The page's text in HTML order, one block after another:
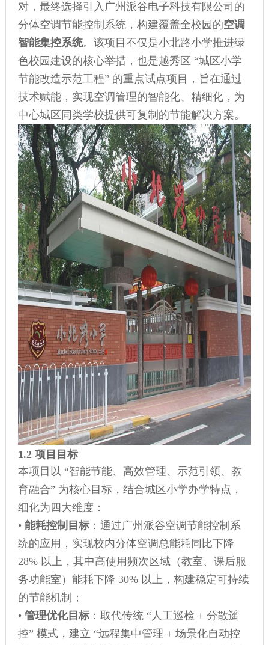
对，最终选择引入广州派谷电子科技有限公司的
分体空调节能控制系统，构建覆盖全校园的空调
智能集控系统。该项目不仅是小北路小学推进绿
色校园建设的核心举措，也是越秀区 “城区小学
节能改造示范工程” 的重点试点项目，旨在通过
技术赋能，实现空调管理的智能化、精细化，为
中心城区同类学校提供可复制的节能解决方案。
1.2 项目目标
本项目以 “智能节能、高效管理、示范引领、教
育融合” 为核心目标，结合城区小学办学特点，
细化为四大维度：
• 能耗控制目标：通过广州派谷空调节能控制系
统的应用，实现校内分体空调总能耗同比下降
28% 以上，其中高使用频次区域（教室、课后服
务功能室）能耗下降 30% 以上，构建稳定可持续
的节能机制；
• 管理优化目标：取代传统 “人工巡检 + 分散遥
控” 模式，建立 “远程集中管理 + 场景化自动控